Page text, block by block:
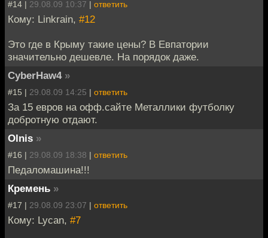
#14 | 29.08.09 10:37 | ответить
Кому: Linkrain, #12
Это где в Крыму такие цены? В Евпатории
значительно дешевле. На порядок даже.
CyberHaw4 »
#15 | 29.08.09 14:25 | ответить
За 15 евров на офф.сайте Металлики футболку
добротную отдают.
Olnis »
#16 | 29.08.09 18:38 | ответить
Педаломашина!!!
Кремень »
#17 | 29.08.09 23:07 | ответить
Кому: Lycan, #7